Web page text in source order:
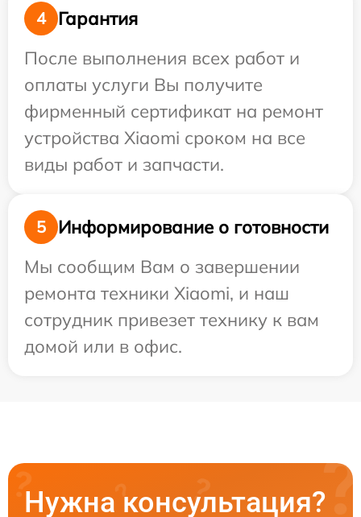
4
Гарантия
После выполнения всех работ и
оплаты услуги Вы получите
фирменный сертификат на ремонт
устройства Xiaomi сроком на все
виды работ и запчасти.
5
Информирование о готовности
Мы сообщим Вам о завершении
ремонта техники Xiaomi, и наш
сотрудник привезет технику к вам
домой или в офис.
Нужна консультация?